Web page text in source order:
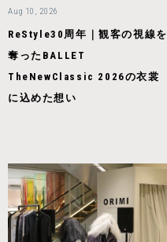
Aug 10, 2026
ReStyle30周年｜観客の視線を
奪ったBALLET
TheNewClassic 2026の衣裳
に込めた想い